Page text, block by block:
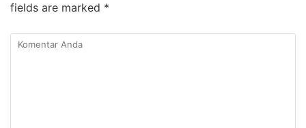
fields are marked *